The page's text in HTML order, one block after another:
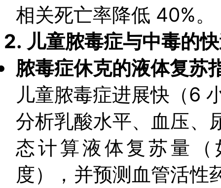
相关死亡率降低 40%。
2. 儿童脓毒症与中毒的
脓毒症休克的液体复苏
儿童脓毒症进展快（6
分析乳酸水平、血压、
态计算液体复苏量
度），并预测血管活性